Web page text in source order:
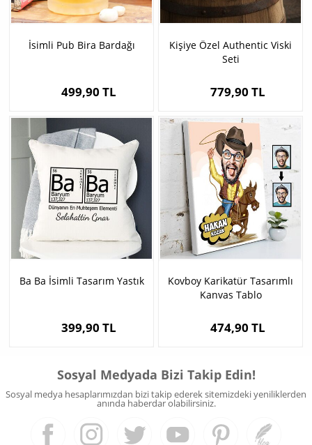
İsimli Pub Bira Bardağı
499,90 TL
Kişiye Özel Authentic Viski
Seti
779,90 TL
Ba Ba İsimli Tasarım Yastık
399,90 TL
Kovboy Karikatür Tasarımlı
Kanvas Tablo
474,90 TL
Sosyal Medyada Bizi Takip Edin!
Sosyal medya hesaplarımızdan bizi takip ederek sitemizdeki yeniliklerden
anında haberdar olabilirsiniz.